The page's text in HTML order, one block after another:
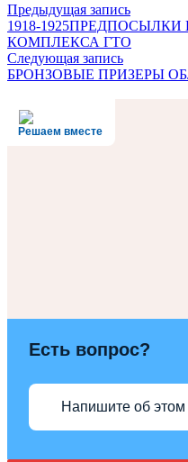
Предыдущая запись
1918-
КОМПЛЕКСА ГТО
Следующая запись
БРОНЗОВЫЕ ПРИЗЕРЫ
Решаем вместе
Есть вопрос?
Напишите об этом